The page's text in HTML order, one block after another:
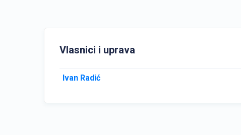
Vlasnici i uprava
Ivan Radić